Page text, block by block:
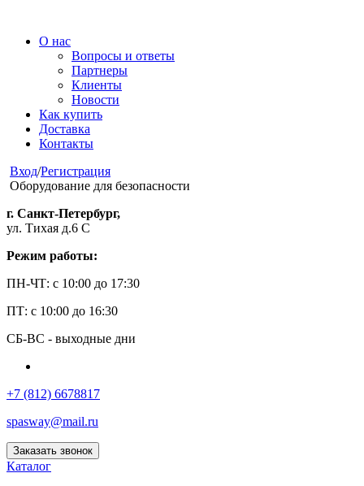
О нас
Вопросы и ответы
Партнеры
Клиенты
Новости
Как купить
Доставка
Контакты
Вход/Регистрация
Оборудование для безопасности
г. Санкт-Петербург,
ул. Тихая д.6 С
Режим работы:
ПН-ЧТ: с 10:00 до 17:30
ПТ: с 10:00 до 16:30
СБ-ВС - выходные дни
+7 (812) 6678817
spasway@mail.ru
Заказать звонок
Каталог